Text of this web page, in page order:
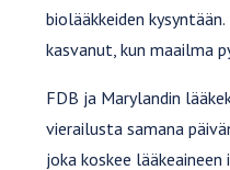
biolääkkeiden
kasvanut, kun maailma
FDB ja Marylandin
vierailusta samana
joka koskee